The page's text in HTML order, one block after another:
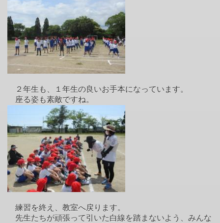
２年生も、１年生の良いお手本になっています。
座る姿も素敵ですね。
練習を終え、教室へ戻ります。
先生たちが頑張って引いた白線を踏まないよう、みんな